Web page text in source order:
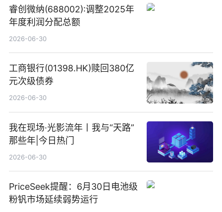
睿创微纳(688002):调整2025年
年度利润分配总额
2026-06-30
工商银行(01398.HK)赎回380亿
元次级债券
2026-06-30
我在现场·光影流年丨我与“天路”
那些年|今日热门
2026-06-30
PriceSeek提醒：6月30日电池级
粉钒市场延续弱势运行